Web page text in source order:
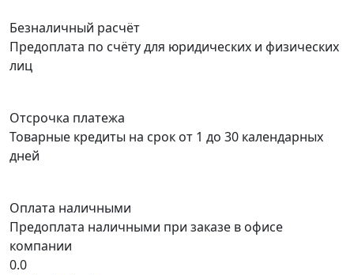
Безналичный расчёт
Предоплата по счёту для юридических и физических
лиц
Отсрочка платежа
Товарные кредиты на срок от 1 до 30 календарных
дней
Оплата наличными
Предоплата наличными при заказе в офисе
компании
0.0